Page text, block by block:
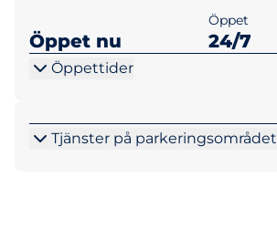
Öppet nu
Öppet
24/7
Öppettider
Tjänster på parkeringsområdet